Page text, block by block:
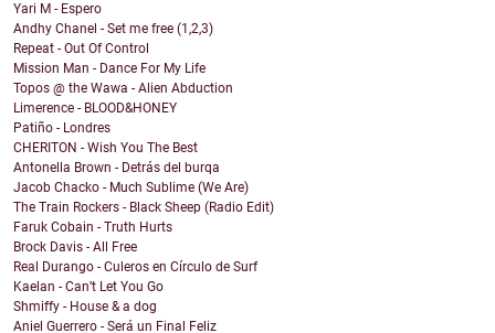
Yari M - Espero
Andhy Chanel - Set me free (1,2,3)
Repeat - Out Of Control
Mission Man - Dance For My Life
Topos @ the Wawa - Alien Abduction
Limerence - BLOOD&HONEY
Patiño - Londres
CHERITON - Wish You The Best
Antonella Brown - Detrás del burqa
Jacob Chacko - Much Sublime (We Are)
The Train Rockers - Black Sheep (Radio Edit)
Faruk Cobain - Truth Hurts
Brock Davis - All Free
Real Durango - Culeros en Círculo de Surf
Kaelan - Can’t Let You Go
Shmiffy - House & a dog
Aniel Guerrero - Será un Final Feliz